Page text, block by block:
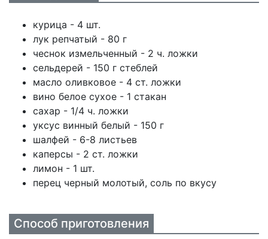
курица - 4 шт.
лук репчатый - 80 г
чеснок измельченный - 2 ч. ложки
сельдерей - 150 г стеблей
масло оливковое - 4 ст. ложки
вино белое сухое - 1 стакан
сахар - 1/4 ч. ложки
уксус винный белый - 150 г
шалфей - 6-8 листьев
каперсы - 2 ст. ложки
лимон - 1 шт.
перец черный молотый, соль по вкусу
Способ приготовления